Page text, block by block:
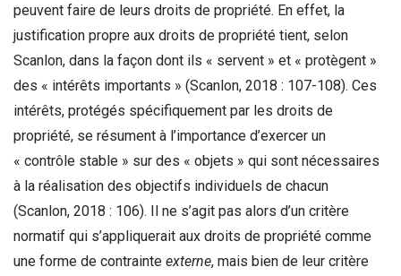
peuvent faire de leurs droits de propriété. En effet, la
justification propre aux droits de propriété tient, selon
Scanlon, dans la façon dont ils « servent » et « protègent »
des « intérêts importants » (Scanlon, 2018 : 107-108). Ces
intérêts, protégés spécifiquement par les droits de
propriété, se résument à l’importance d’exercer un
« contrôle stable » sur des « objets » qui sont nécessaires
à la réalisation des objectifs individuels de chacun
(Scanlon, 2018 : 106). Il ne s’agit pas alors d’un critère
normatif qui s’appliquerait aux droits de propriété comme
une forme de contrainte externe, mais bien de leur critère